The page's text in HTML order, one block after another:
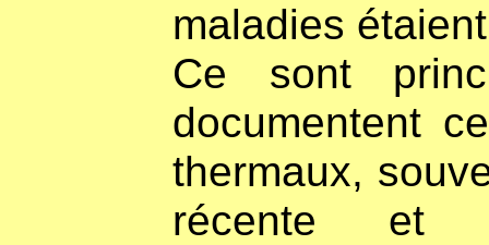
maladies
Ce sont
documentent
thermaux,
récente et